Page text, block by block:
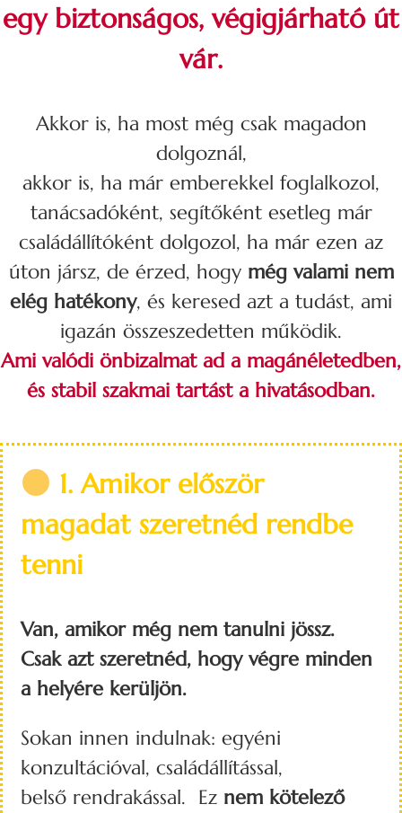
egy biztonságos, végigjárható út
vár.
Akkor is, ha most még csak magadon
dolgoznál,
akkor is, ha már emberekkel foglalkozol,
tanácsadóként, segítőként esetleg már
családállítóként dolgozol, ha már ezen az
úton jársz, de érzed, hogy még valami nem
elég hatékony, és keresed azt a tudást, ami
igazán összeszedetten működik.
Ami valódi önbizalmat ad a magánéletedben,
és stabil szakmai tartást a hivatásodban.
1. Amikor először
magadat szeretnéd rendbe
tenni
Van, amikor még nem tanulni jössz.
Csak azt szeretnéd, hogy végre minden
a helyére kerüljön.
Sokan innen indulnak: egyéni
konzultációval, családállítással,
belső rendrakással. Ez nem kötelező